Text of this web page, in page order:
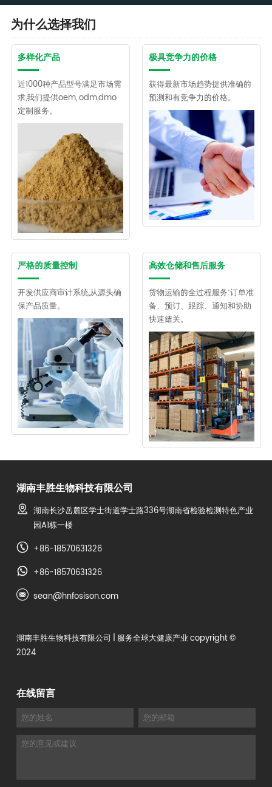
为什么选择我们
多样化产品
近1000种产品型号满足市场需
求,我们提供oem, odm,dmo
定制服务。
极具竞争力的价格
获得最新市场趋势提供准确的
预测和有竞争力的价格。
严格的质量控制
开发供应商审计系统,从源头确
保产品质量。
高效仓储和售后服务
货物运输的全过程服务:订单准
备、预订、跟踪、通知和协助
快速结关。
湖南丰胜生物科技有限公司
湖南长沙岳麓区学士街道学士路336号湖南省检验检测特色产业
园A1栋一楼
+86-18570631326
+86-18570631326
sean@hnfosison.com
湖南丰胜生物科技有限公司
| 服务全球大健康产业 copyright ©
2024
在线留言